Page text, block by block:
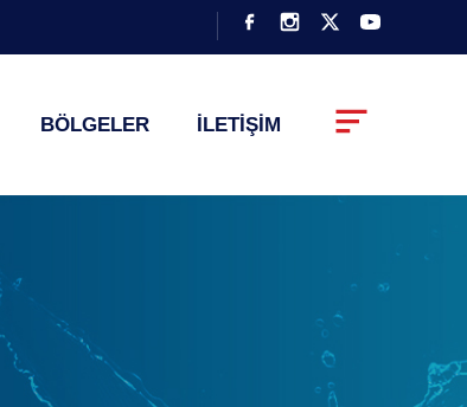
BÖLGELER İLETİŞİM